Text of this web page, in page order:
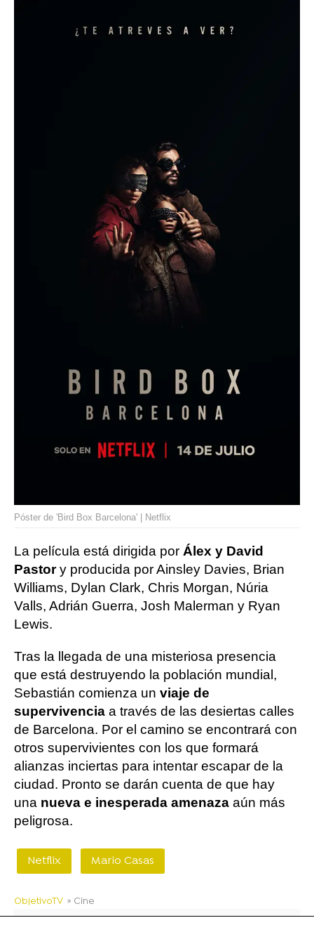
Póster de 'Bird Box Barcelona' | Netflix
La película está dirigida por Álex y David
Pastory producida por Ainsley Davies, Brian
Williams, Dylan Clark, Chris Morgan, Núria
Valls, Adrián Guerra, Josh Malerman y Ryan
Lewis.
Tras la llegada de una misteriosa presencia
que está destruyendo la población mundial,
Sebastián comienza un viaje de
supervivencia a través de las desiertas calles
de Barcelona. Por el camino se encontrará con
otros supervivientes con los que formará
alianzas inciertas para intentar escapar de la
ciudad. Pronto se darán cuenta de que hay
una nueva e inesperada amenaza aún más
peligrosa.
Netflix Mario Casas
ObjetivoTV » Cine